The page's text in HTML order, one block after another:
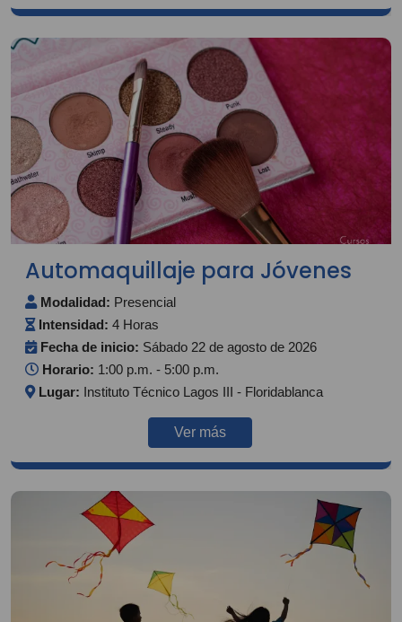
Automaquillaje para Jóvenes
Modalidad: Presencial
Intensidad: 4 Horas
Fecha de inicio: Sábado 22 de agosto de 2026
Horario: 1:00 p.m. - 5:00 p.m.
Lugar: Instituto Técnico Lagos III - Floridablanca
Ver más